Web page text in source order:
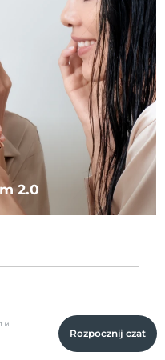
2.0
TM
Rozpocznij czat